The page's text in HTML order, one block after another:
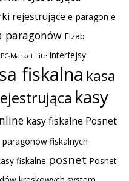
rejestrujące e-paragon e-
paragonów Elzab
Market Lite interfejsy
fiskalna kasa
kasy
kasy fiskalne Posnet
paragonów fiskalnych
fiskalne posnet Posnet